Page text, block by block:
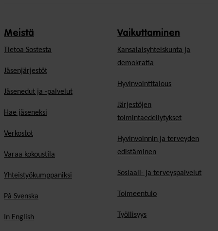
Meistä
Tietoa Sostesta
Jäsenjärjestöt
Jäsenedut ja -palvelut
Hae jäseneksi
Verkostot
Varaa kokoustila
Yhteistyökumppaniksi
På Svenska
In English
Vaikuttaminen
Kansalaisyhteiskunta ja
demokratia
Hyvinvointitalous
Järjestöjen
toimintaedellytykset
Hyvinvoinnin ja terveyden
edistäminen
Sosiaali- ja terveyspalvelut
Toimeentulo
Työllisyys